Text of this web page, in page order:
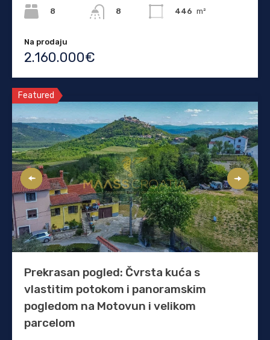
8 8 446 m²
Na prodaju
2.160.000€
Featured
Prekrasan pogled: Čvrsta kuća s
vlastitim potokom i panoramskim
pogledom na Motovun i velikom
parcelom